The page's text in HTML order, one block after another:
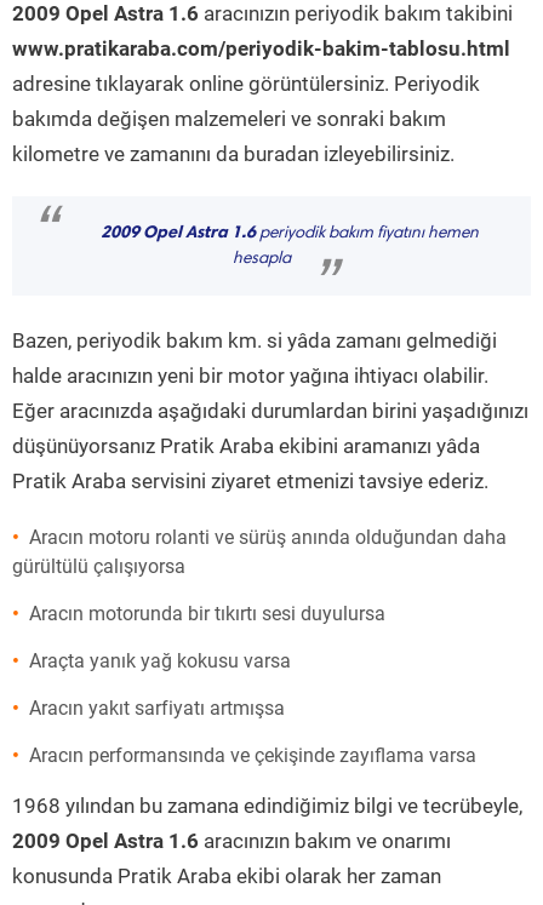
2009 Opel Astra 1.6 aracınızın periyodik bakım takibini
www.pratikaraba.com/periyodik-bakim-tablosu.html
adresine tıklayarak online görüntülersiniz. Periyodik
bakımda değişen malzemeleri ve sonraki bakım
kilometre ve zamanını da buradan izleyebilirsiniz.
“ 2009 Opel Astra 1.6periyodik bakım fiyatını hemen
hesapla
”
Bazen, periyodik bakım km. si yâda zamanı gelmediği
halde aracınızın yeni bir motor yağına ihtiyacı olabilir.
Eğer aracınızda aşağıdaki durumlardan birini yaşadığınızı
düşünüyorsanız Pratik Araba ekibini aramanızı yâda
Pratik Araba servisini ziyaret etmenizi tavsiye ederiz.
Aracın motoru rolanti ve sürüş anında olduğundan daha
gürültülü çalışıyorsa
Aracın motorunda bir tıkırtı sesi duyulursa
Araçta yanık yağ kokusu varsa
Aracın yakıt sarfiyatı artmışsa
Aracın performansında ve çekişinde zayıflama varsa
1968 yılından bu zamana edindiğimiz bilgi ve tecrübeyle,
2009 Opel Astra 1.6 aracınızın bakım ve onarımı
konusunda Pratik Araba ekibi olarak her zaman